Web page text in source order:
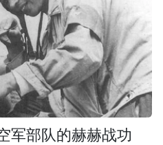
军部队的赫赫战功